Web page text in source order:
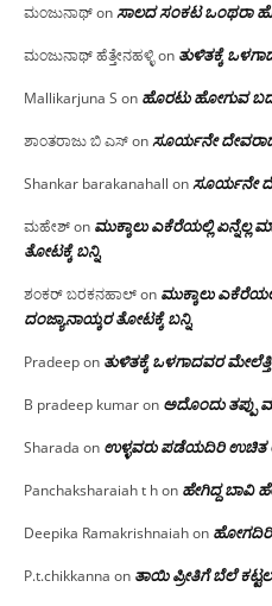
ಮಂಜುನಾಥ್onಸಾಲದ ಸಂಕಟ ಒಂಥರಾ
ಮಂಜುನಾಥ್ ಹೆತ್ತೇನಹಳ್ಳಿon ತುಳಿತಕ್ಕೆ
Mallikarjuna S on ಹೊರಟು ಹೋಗುವ
ಶಾಂತರಾಜು ಬಿ ಎಸ್onಸೂರ್ಯನೇ
Shankar barakanahall onಸೂರ್ಯನೇ
ಮಹೇಶ್on ಮುಕ್ಕಾಲು ಎಕೆರೆಯಲ್ಲಿ
ತೋಟಕ್ಕೆ ಬನ್ನಿ
ಶಂಕರ್ ಬರಕನಹಾಲ್on ಮುಕ್ಕಾಲು
ದಂಜ್ಯಾನಾಯ್ಕರ ತೋಟಕ್ಕೆ ಬನ್ನಿ
Pradeepon ತುಳಿತಕ್ಕೆ ಒಳಗಾದವರ
B pradeep kumaron ಅದೊಂದು ತಪ್ಪು
Sharada on ಉಳ್ಳವರು ಪಡೆಯದಿರಿ ಉಚಿತ
Panchaksharaiah t hon ಹೇಗಿದ್ದ ಬಾವಿ
Deepika Ramakrishnaiahon ಹೋಗದಿರಿ
P.t.chikkanna on ತಾಯಿ ಪ್ರೀತಿಗೆ ಬೆಲೆ